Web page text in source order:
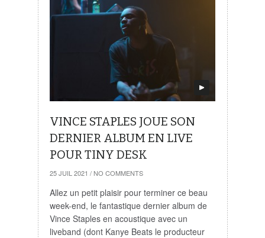
VINCE STAPLES JOUE SON
DERNIER ALBUM EN LIVE
POUR TINY DESK
25 JUIL 2021 / NO COMMENTS
Allez un petit plaisir pour terminer ce beau
week-end, le fantastique dernier album de
Vince Staples en acoustique avec un
liveband (dont Kanye Beats le producteur